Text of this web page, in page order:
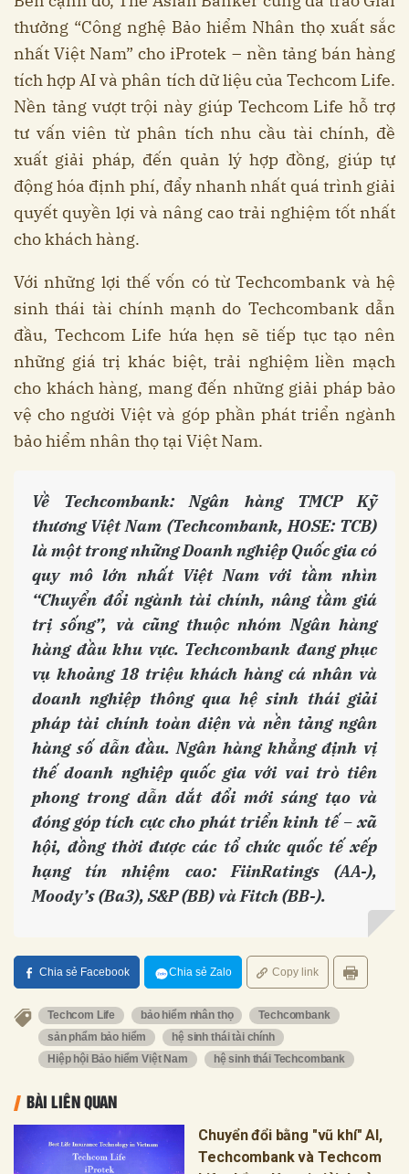
thưởng “Công nghệ Bảo hiểm Nhân thọ xuất sắc
nhất Việt Nam” cho iProtek – nền tảng bán hàng
tích hợp AI và phân tích dữ liệu của Techcom Life.
Nền tảng vượt trội này giúp Techcom Life hỗ trợ
tư vấn viên từ phân tích nhu cầu tài chính, đề
xuất giải pháp, đến quản lý hợp đồng, giúp tự
động hóa định phí, đẩy nhanh nhất quá trình giải
quyết quyền lợi và nâng cao trải nghiệm tốt nhất
cho khách hàng.
Với những lợi thế vốn có từ Techcombank và hệ
sinh thái tài chính mạnh do Techcombank dẫn
đầu, Techcom Life hứa hẹn sẽ tiếp tục tạo nên
những giá trị khác biệt, trải nghiệm liền mạch
cho khách hàng, mang đến những giải pháp bảo
vệ cho người Việt và góp phần phát triển ngành
bảo hiểm nhân thọ tại Việt Nam.
Về Techcombank: Ngân hàng TMCP Kỹ
thương Việt Nam (Techcombank, HOSE: TCB)
là một trong những Doanh nghiệp Quốc gia có
quy mô lớn nhất Việt Nam với tầm nhìn
“Chuyển đổi ngành tài chính, nâng tầm giá
trị sống”, và cũng thuộc nhóm Ngân hàng
hàng đầu khu vực. Techcombank đang phục
vụ khoảng 18 triệu khách hàng cá nhân và
doanh nghiệp thông qua hệ sinh thái giải
pháp tài chính toàn diện và nền tảng ngân
hàng số dẫn đầu. Ngân hàng khẳng định vị
thế doanh nghiệp quốc gia với vai trò tiên
phong trong dẫn dắt đổi mới sáng tạo và
đóng góp tích cực cho phát triển kinh tế – xã
hội, đồng thời được các tổ chức quốc tế xếp
hạng tín nhiệm cao: FiinRatings (AA-),
Moody’s (Ba3), S&P (BB) và Fitch (BB-).
Chia sẻ Facebook Chia sẻ Zalo Copy link
Techcom Life bảo hiểm nhân thọ
Techcombank
sản phẩm bảo hiểm
hệ sinh thái tài chính
Hiệp hội Bảo hiểm Việt Nam
hệ sinh thái Techcombank
BÀI LIÊN QUAN
Chuyển đổi bằng "vũ khí" AI,
Techcombank và Techcom